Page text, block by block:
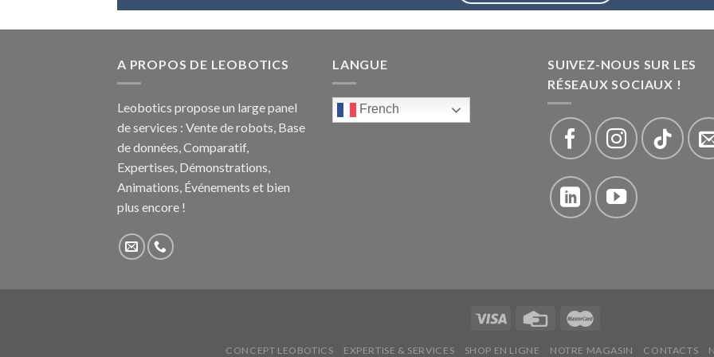
A PROPOS DE LEOBOTICS
Leobotics propose un large panel
de services : Vente de robots, Base
de données, Comparatif,
Expertises, Démonstrations,
Animations, Événements et bien
plus encore !
LANGUE
French
SUIVEZ-NOUS SUR LES
RÉSEAUX SOCIAUX !
CONCEPT LEOBOTICS EXPERTISE & SERVICES SHOP EN LIGNE NOTRE MAGASIN CONTACTS